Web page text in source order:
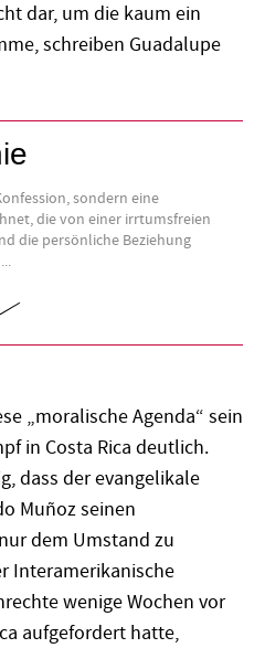
dar, um die kaum ein
schreiben Guadalupe
sondern eine
die von einer irrtumsfreien
die persönliche Beziehung
„moralische Agenda“ sein
in Costa Rica deutlich.
dass der evangelikale
Muñoz seinen
dem Umstand zu
Interamerikanische
wenige Wochen vor
aufgefordert hatte,